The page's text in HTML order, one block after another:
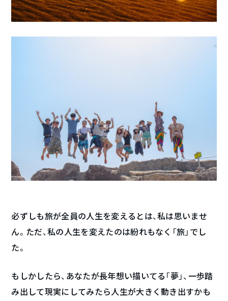
必ずしも旅が全員の人生を変えるとは、私は思いませ
ん。ただ、私の人生を変えたのは紛れもなく「旅」でし
た。
もしかしたら、あなたが長年想い描いてる「夢」、一歩踏
み出して現実にしてみたら人生が大きく動き出すかも